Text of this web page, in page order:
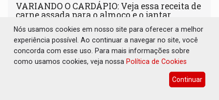
VARIANDO O CARDÁPIO: Veja essa receita de
carne assada para o almoço e o jantar
Gastronomia 08 de Agosto de 2026 às 09:00
Prepare um acém bovino de um jeito que vai agradar todo
tipo de paladar
Nós usamos cookies em nosso site para oferecer a melhor
experiência possível. Ao continuar a navegar no site, você
concorda com esse uso. Para mais informações sobre
como usamos cookies, veja nossa Política de Cookies
Continuar